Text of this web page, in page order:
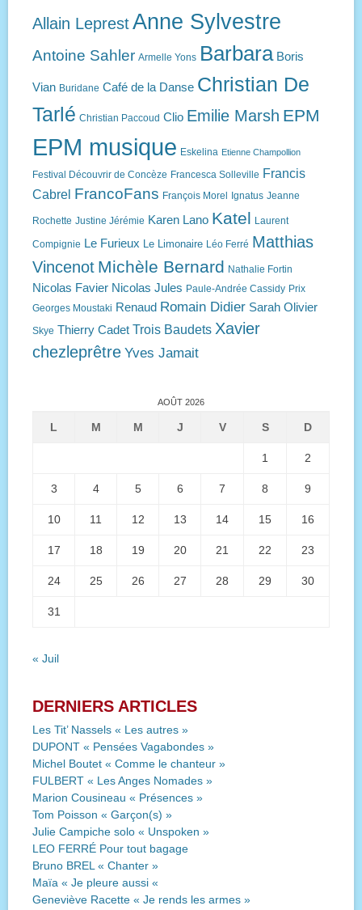
Allain LeprestAnne Sylvestre
Antoine Sahler Armelle Yons Barbara Boris
Vian Buridane Café de la Danse Christian De
Tarlé Christian Paccoud Clio Emilie Marsh EPM
EPM musique Eskelina Etienne Champollion
Festival Découvrir de Concèze Francesca Solleville Francis
Cabrel FrancoFans François Morel Ignatus Jeanne
Rochette Justine Jérémie Karen Lano Katel Laurent
Compignie Le Furieux Le Limonaire Léo Ferré Matthias
Vincenot Michèle Bernard Nathalie Fortin
Nicolas Favier Nicolas Jules Paule-Andrée Cassidy Prix
Georges Moustaki Renaud Romain Didier Sarah Olivier
Skye Thierry Cadet Trois Baudets Xavier
chezleprêtre Yves Jamait
AOÛT 2026
L M M J V S D
1 2
3 4 5 6 7 8 9
10 11 12 13 14 15 16
17 18 19 20 21 22 23
24 25 26 27 28 29 30
31
« Juil
DERNIERS ARTICLES
Les Tit’ Nassels « Les autres »
DUPONT « Pensées Vagabondes »
Michel Boutet « Comme le chanteur »
FULBERT « Les Anges Nomades »
Marion Cousineau « Présences »
Tom Poisson « Garçon(s) »
Julie Campiche solo « Unspoken »
LEO FERRÉ Pour tout bagage
Bruno BREL « Chanter »
Maïa « Je pleure aussi «
Geneviève Racette « Je rends les armes »